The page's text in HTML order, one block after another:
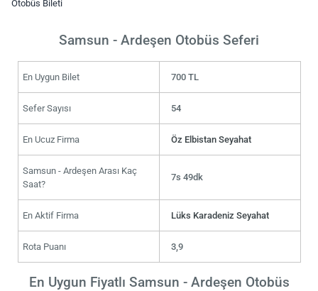
Otobüs Bileti
Samsun - Ardeşen Otobüs Seferi
En Uygun Bilet 700 TL
Sefer Sayısı 54
En Ucuz Firma Öz Elbistan Seyahat
Samsun - Ardeşen Arası Kaç
Saat?
7s 49dk
En Aktif Firma Lüks Karadeniz Seyahat
Rota Puanı 3,9
En Uygun Fiyatlı Samsun - Ardeşen Otobüs